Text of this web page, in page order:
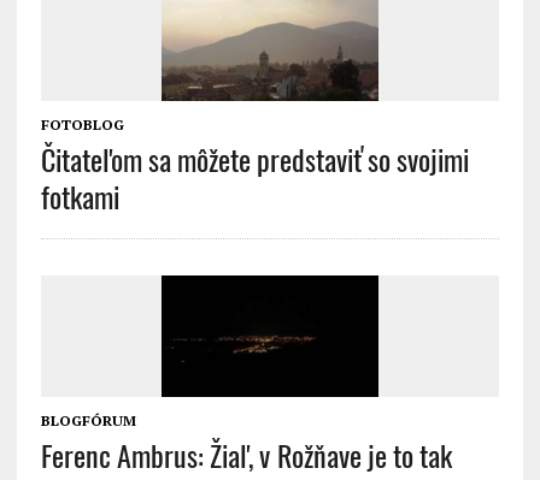
FOTOBLOG
Čitateľom sa môžete predstaviť so svojimi
fotkami
BLOGFÓRUM
Ferenc Ambrus: Žiaľ, v Rožňave je to tak